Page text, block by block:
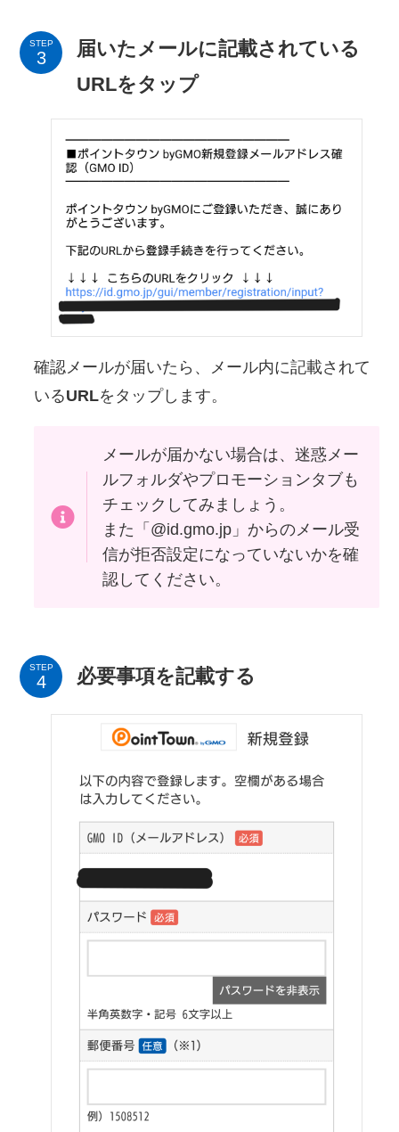
STEP
届いたメールに記載されている
URLをタップ
確認メールが届いたら、メール内に記載されて
いるURLをタップします。
メールが届かない場合は、迷惑メー
ルフォルダやプロモーションタブも
チェックしてみましょう。
また「@id.gmo.jp」からのメール受
信が拒否設定になっていないかを確
認してください。
STEP 必要事項を記載する